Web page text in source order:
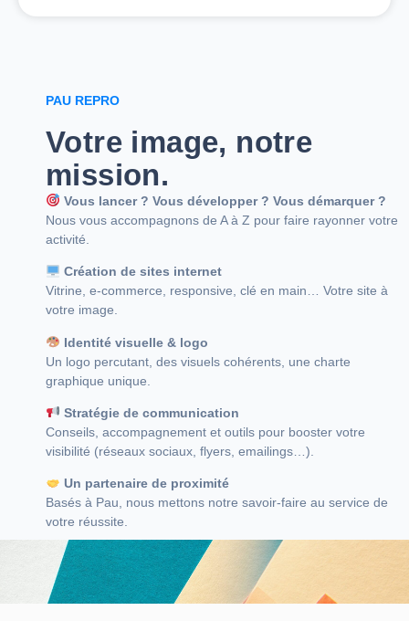
PAU REPRO
Votre image, notre
mission.
Vous lancer ? Vous développer ? Vous démarquer ?
Nous vous accompagnons de A à Z pour faire rayonner votre
activité.
Création de sites internet
Vitrine, e-commerce, responsive, clé en main… Votre site à
votre image.
Identité visuelle & logo
Un logo percutant, des visuels cohérents, une charte
graphique unique.
Stratégie de communication
Conseils, accompagnement et outils pour booster votre
visibilité (réseaux sociaux, flyers, emailings…).
Un partenaire de proximité
Basés à Pau, nous mettons notre savoir-faire au service de
votre réussite.